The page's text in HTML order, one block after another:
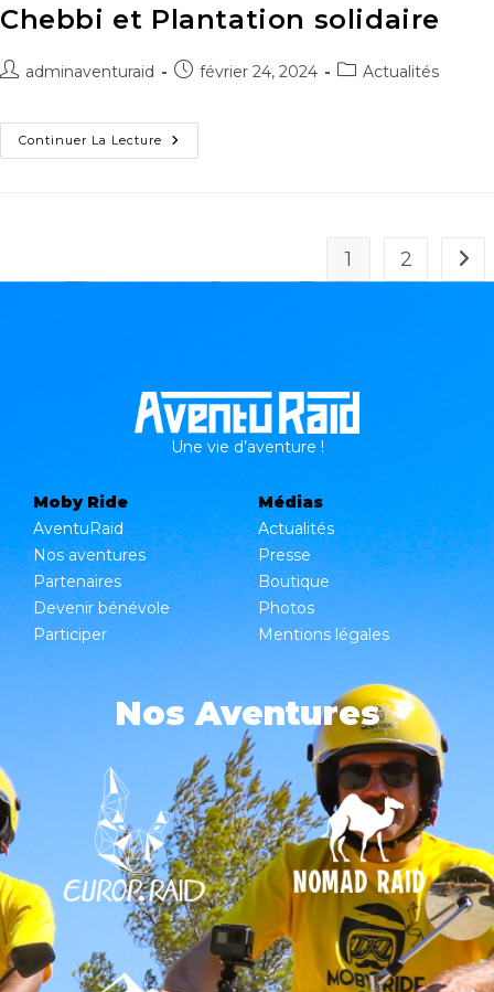
Chebbi et Plantation solidaire
adminaventuraid février 24, 2024 Actualités
Continuer La Lecture
1 2
Une vie d’aventure !
Moby Ride
AventuRaid
Nos aventures
Partenaires
Devenir bénévole
Participer
Médias
Actualités
Presse
Boutique
Photos
Mentions légales
Nos Aventures